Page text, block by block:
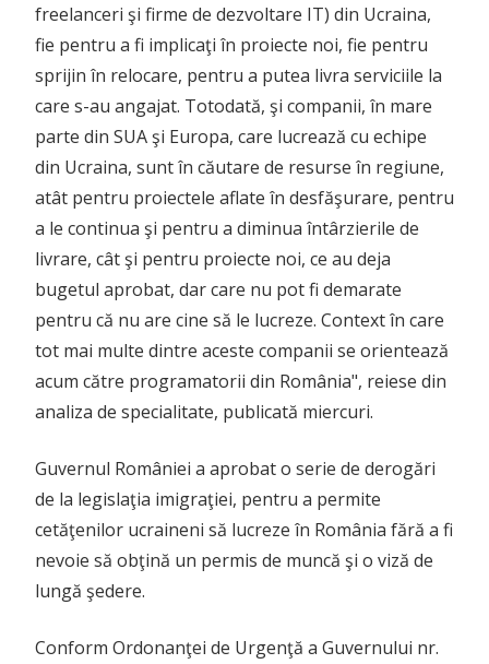
freelanceri şi firme de dezvoltare IT) din Ucraina,
fie pentru a fi implicaţi în proiecte noi, fie pentru
sprijin în relocare, pentru a putea livra serviciile la
care s-au angajat. Totodată, şi companii, în mare
parte din SUA şi Europa, care lucrează cu echipe
din Ucraina, sunt în căutare de resurse în regiune,
atât pentru proiectele aflate în desfăşurare, pentru
a le continua şi pentru a diminua întârzierile de
livrare, cât şi pentru proiecte noi, ce au deja
bugetul aprobat, dar care nu pot fi demarate
pentru că nu are cine să le lucreze. Context în care
tot mai multe dintre aceste companii se orientează
acum către programatorii din România", reiese din
analiza de specialitate, publicată miercuri.
Guvernul României a aprobat o serie de derogări
de la legislaţia imigraţiei, pentru a permite
cetăţenilor ucraineni să lucreze în România fără a fi
nevoie să obţină un permis de muncă şi o viză de
lungă şedere.
Conform Ordonanţei de Urgenţă a Guvernului nr.